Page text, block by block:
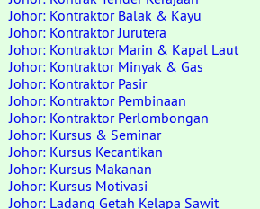
Johor: Kontraktor Balak & Kayu
Johor: Kontraktor Jurutera
Johor: Kontraktor Marin & Kapal Laut
Johor: Kontraktor Minyak & Gas
Johor: Kontraktor Pasir
Johor: Kontraktor Pembinaan
Johor: Kontraktor Perlombongan
Johor: Kursus & Seminar
Johor: Kursus Kecantikan
Johor: Kursus Makanan
Johor: Kursus Motivasi
Johor: Ladang Getah Kelapa Sawit